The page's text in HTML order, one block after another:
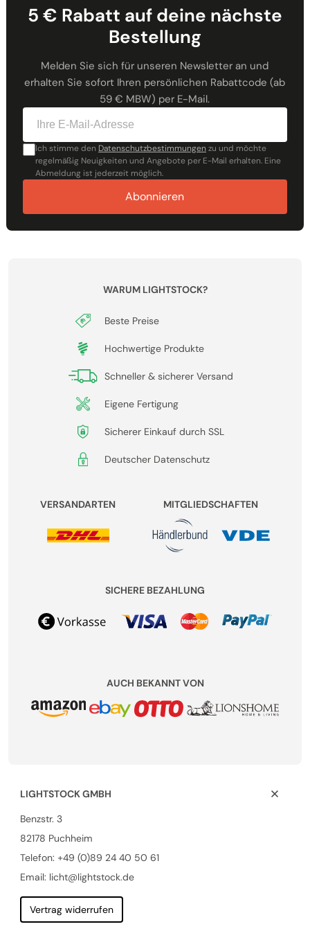
5 € Rabatt auf deine nächste
Bestellung
Melden Sie sich für unseren Newsletter an und
erhalten Sie sofort Ihren persönlichen Rabattcode (ab
59 € MBW) per E-Mail.
Ich stimme den Datenschutzbestimmungenzu und möchte
regelmäßig Neuigkeiten und Angebote per E-Mail erhalten. Eine
Abmeldung ist jederzeit möglich.
Abonnieren
WARUM LIGHTSTOCK?
Beste Preise
Hochwertige Produkte
Schneller & sicherer Versand
Eigene Fertigung
Sicherer Einkauf durch SSL
Deutscher Datenschutz
VERSANDARTEN MITGLIEDSCHAFTEN
SICHERE BEZAHLUNG
AUCH BEKANNT VON
LIGHTSTOCK GMBH
Benzstr. 3
82178 Puchheim
Telefon: +49 (0)89 24 40 50 61
Email: licht@lightstock.de
Vertrag widerrufen